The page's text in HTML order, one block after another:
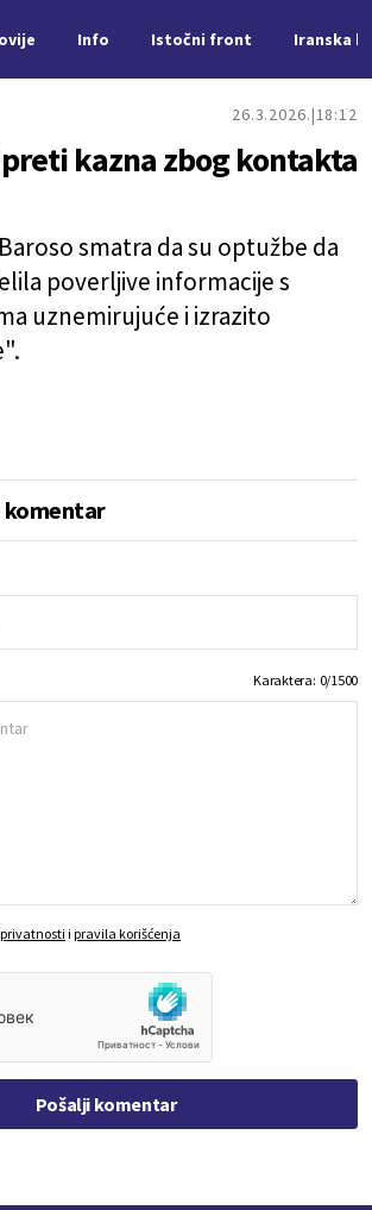
Info Istočni front Iranska
26.3.2026. 18:12
kazna zbog kontakta
smatra da su optužbe da
poverljive informacije s
uznemirujuće i izrazito
komentar
Karaktera: 0/1500
i pravila korišćenja
Pošalji komentar